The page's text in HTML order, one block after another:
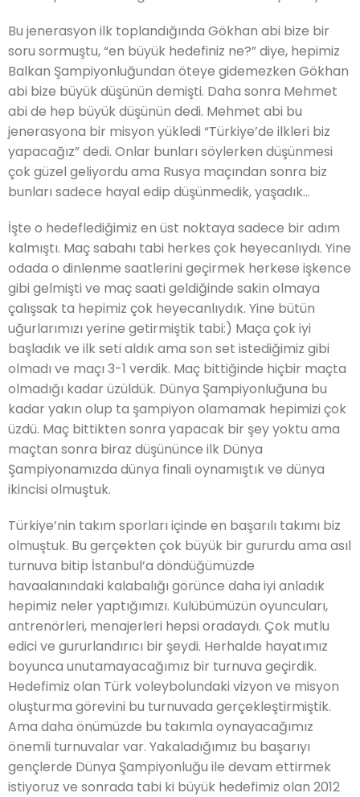
Bu jenerasyon ilk toplandığında Gökhan abi bize bir
soru sormuştu, “en büyük hedefiniz ne?” diye, hepimiz
Balkan Şampiyonluğundan öteye gidemezken Gökhan
abi bize büyük düşünün demişti. Daha sonra Mehmet
abi de hep büyük düşünün dedi. Mehmet abi bu
jenerasyona bir misyon yükledi “Türkiye’de ilkleri biz
yapacağız” dedi. Onlar bunları söylerken düşünmesi
çok güzel geliyordu ama Rusya maçından sonra biz
bunları sadece hayal edip düşünmedik, yaşadık…
İşte o hedeflediğimiz en üst noktaya sadece bir adım
kalmıştı. Maç sabahı tabi herkes çok heyecanlıydı. Yine
odada o dinlenme saatlerini geçirmek herkese işkence
gibi gelmişti ve maç saati geldiğinde sakin olmaya
çalışsak ta hepimiz çok heyecanlıydık. Yine bütün
uğurlarımızı yerine getirmiştik tabi:) Maça çok iyi
başladık ve ilk seti aldık ama son set istediğimiz gibi
olmadı ve maçı 3-1 verdik. Maç bittiğinde hiçbir maçta
olmadığı kadar üzüldük. Dünya Şampiyonluğuna bu
kadar yakın olup ta şampiyon olamamak hepimizi çok
üzdü. Maç bittikten sonra yapacak bir şey yoktu ama
maçtan sonra biraz düşününce ilk Dünya
Şampiyonamızda dünya finali oynamıştık ve dünya
ikincisi olmuştuk.
Türkiye’nin takım sporları içinde en başarılı takımı biz
olmuştuk. Bu gerçekten çok büyük bir gururdu ama asıl
turnuva bitip İstanbul’a döndüğümüzde
havaalanındaki kalabalığı görünce daha iyi anladık
hepimiz neler yaptığımızı. Kulübümüzün oyuncuları,
antrenörleri, menajerleri hepsi oradaydı. Çok mutlu
edici ve gururlandırıcı bir şeydi. Herhalde hayatımız
boyunca unutamayacağımız bir turnuva geçirdik.
Hedefimiz olan Türk voleybolundaki vizyon ve misyon
oluşturma görevini bu turnuvada gerçekleştirmiştik.
Ama daha önümüzde bu takımla oynayacağımız
önemli turnuvalar var. Yakaladığımız bu başarıyı
gençlerde Dünya Şampiyonluğu ile devam ettirmek
istiyoruz ve sonrada tabi ki büyük hedefimiz olan 2012